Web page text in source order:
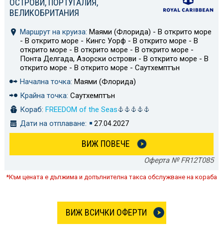
ОСТРОВИ, ПОРТУГАЛИЯ,
ВЕЛИКОБРИТАНИЯ
Маршрут на круиза: Маями (Флорида) - В открито море
- В открито море - Кингс Уорф - В открито море - В
открито море - В открито море - В открито море -
Понта Делгада, Азорски острови - В открито море - В
открито море - В открито море - Саутхемптън
Начална точка: Маями (Флорида)
Крайна точка: Саутхемптън
Кораб: FREEDOM of the Seas
Дати на отплаване:
27.04.2027
ВИЖ ПОВЕЧЕ
Оферта № FR12T085
*Към цената е дължима и допълнителна такса обслужване на кораба
ВИЖ ВСИЧКИ ОФЕРТИ